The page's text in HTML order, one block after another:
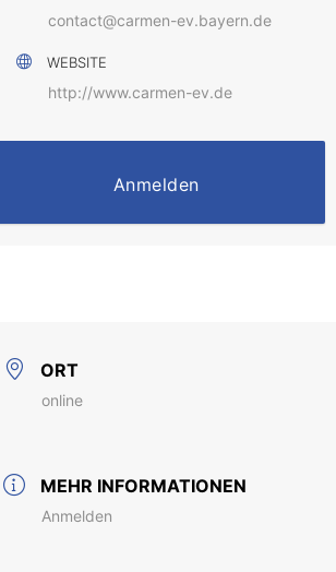
contact@carmen-ev.bayern.de
WEBSITE
http://www.carmen-ev.de
Anmelden
ORT
online
MEHR INFORMATIONEN
Anmelden